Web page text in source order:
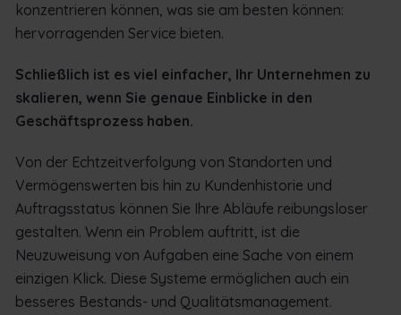
konzentrieren können, was sie am besten können:
hervorragenden Service bieten.
Schließlich ist es viel einfacher, Ihr Unternehmen zu
skalieren, wenn Sie genaue Einblicke in den
Geschäftsprozess haben.
Von der Echtzeitverfolgung von Standorten und
Vermögenswerten bis hin zu Kundenhistorie und
Auftragsstatus können Sie Ihre Abläufe reibungsloser
gestalten. Wenn ein Problem auftritt, ist die
Neuzuweisung von Aufgaben eine Sache von einem
einzigen Klick. Diese Systeme ermöglichen auch ein
besseres Bestands- und Qualitätsmanagement.